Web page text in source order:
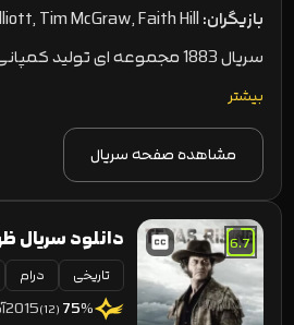
بازیگران:Tim McGraw, Faith Hill
سریال 1883 مجموعه ای تولید کمپانی سرشناس پارامونت …
بیشتر
مشاهده صفحه سریال
6.7
Rising 2015
تاریخی درام
75%
(12)
2015